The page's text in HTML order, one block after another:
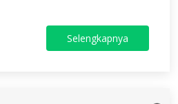
Selengkapnya